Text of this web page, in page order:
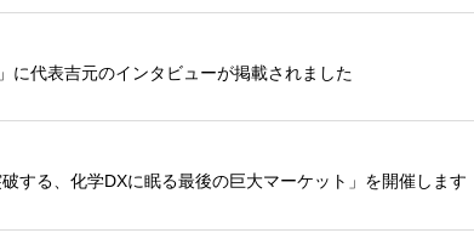
に代表吉元のインタビューが掲載されました
する、化学DXに眠る最後の巨大マーケット」を開催します